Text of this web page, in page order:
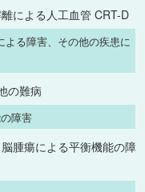
による人工血管 CRT-D
る障害、その他の疾患に
の難病
障害
腫瘍による平衡機能の障